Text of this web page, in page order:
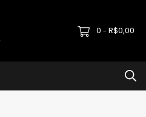
0 - R$0,00